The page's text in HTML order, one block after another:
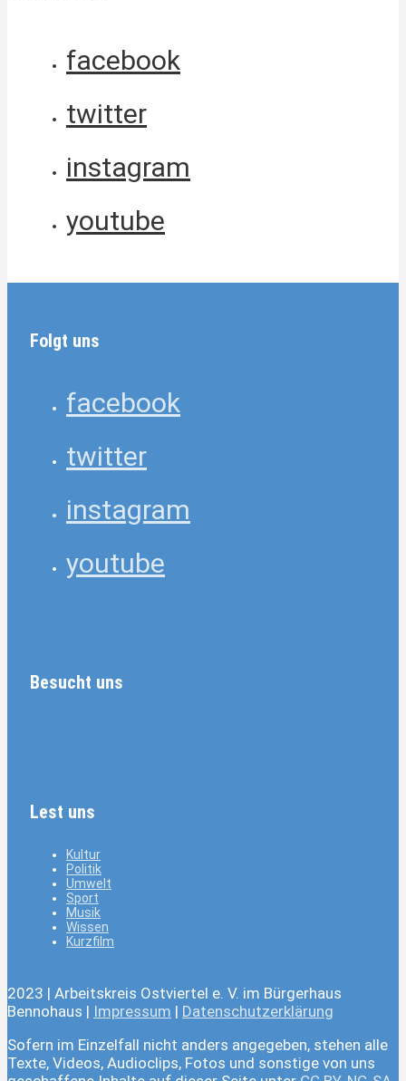
facebook
twitter
instagram
youtube
Folgt uns
facebook
twitter
instagram
youtube
Besucht uns
Lest uns
Kultur
Politik
Umwelt
Sport
Musik
Wissen
Kurzfilm
2023 | Arbeitskreis Ostviertel e. V. im Bürgerhaus
Bennohaus | Impressum | Datenschutzerklärung
Sofern im Einzelfall nicht anders angegeben, stehen alle
Texte, Videos, Audioclips, Fotos und sonstige von uns